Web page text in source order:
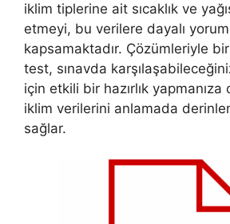
iklim tiplerine ait sıcaklık ve
etmeyi, bu verilere dayalı
kapsamaktadır. Çözümleriyle
test, sınavda
için etkili bir hazırlık yapmanıza
iklim verilerini anlamada
sağlar.